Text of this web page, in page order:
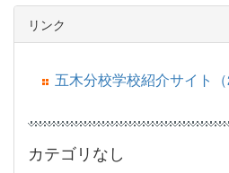
リンク
五木分校学校紹介サイト（
カテゴリなし